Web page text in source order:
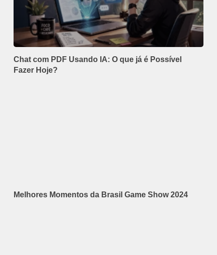
Chat com PDF Usando IA: O que já é Possível
Fazer Hoje?
Melhores Momentos da Brasil Game Show 2024